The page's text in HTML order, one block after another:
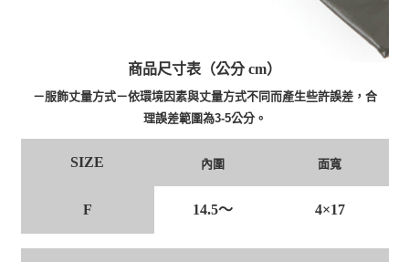
商品尺寸表（公分 cm）
－服飾丈量方式－依環境因素與丈量方式不同而產生些許誤差，合
理誤差範圍為3-5公分。
SIZE 內圍 面寬
F 14.5～ 4×17